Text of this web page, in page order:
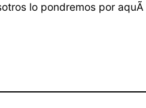
lo pondremos por